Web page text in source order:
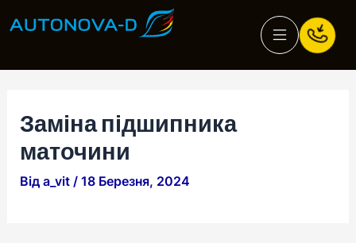
до
Заміна підшипника
маточини
Відa_vit/18 Березня, 2024
по